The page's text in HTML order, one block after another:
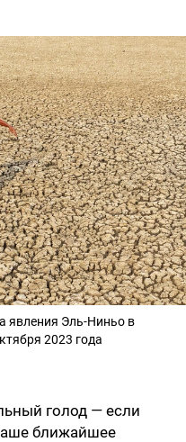
явления Эль-Ниньо в
2023 года
голод — если
ближайшее